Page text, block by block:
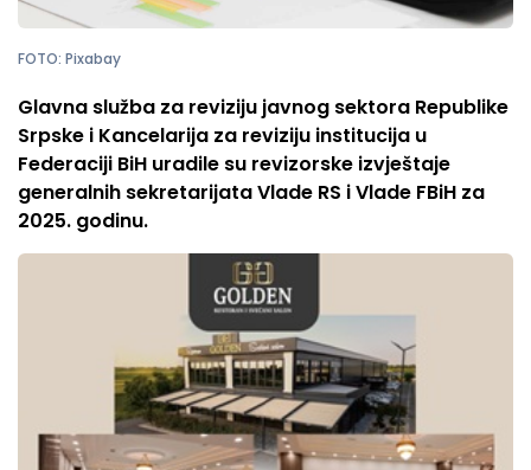
FOTO: Pixabay
Glavna služba za reviziju javnog sektora Republike
Srpske i Kancelarija za reviziju institucija u
Federaciji BiH uradile su revizorske izvještaje
generalnih sekretarijata Vlade RS i Vlade FBiH za
2025. godinu.